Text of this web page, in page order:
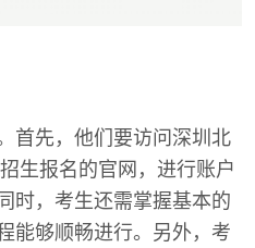
首先，他们要访问深圳北
生报名的官网，进行账户
时，考生还需掌握基本的
能够顺畅进行。另外，考